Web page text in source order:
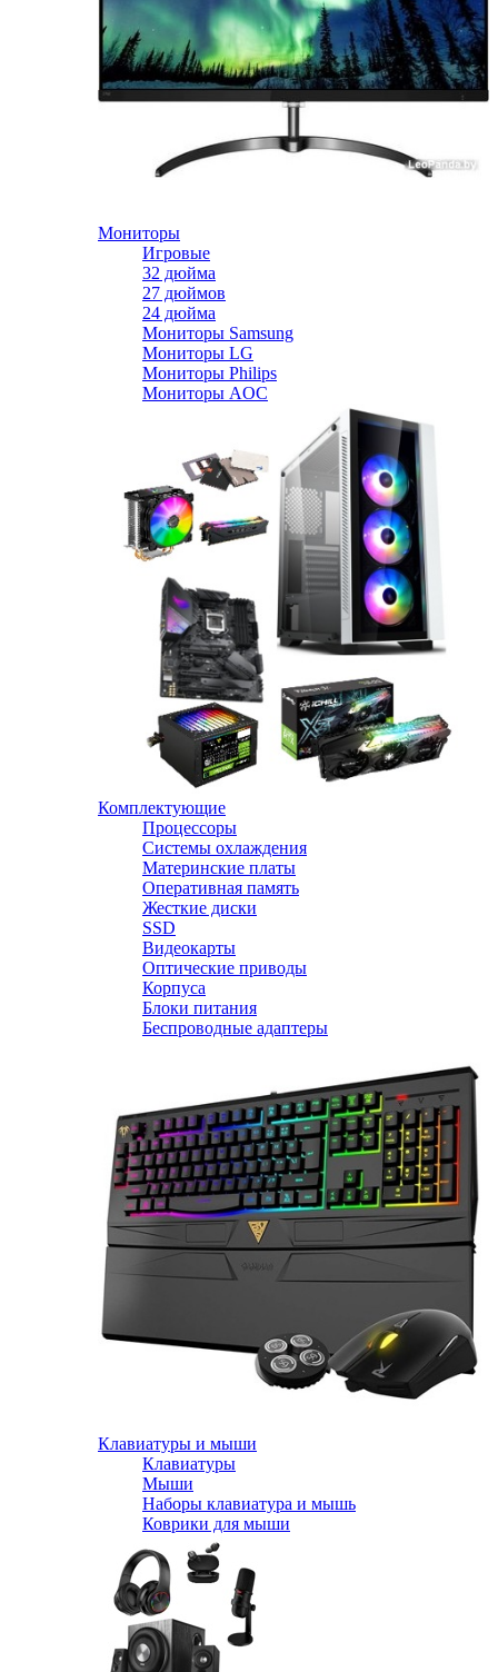
Мониторы
Игровые
32 дюйма
27 дюймов
24 дюйма
Мониторы Samsung
Мониторы LG
Мониторы Philips
Мониторы AOC
Комплектующие
Процессоры
Системы охлаждения
Материнские платы
Оперативная память
Жесткие диски
SSD
Видеокарты
Оптические приводы
Корпуса
Блоки питания
Беспроводные адаптеры
Клавиатуры и мыши
Клавиатуры
Мыши
Наборы клавиатура и мышь
Коврики для мыши